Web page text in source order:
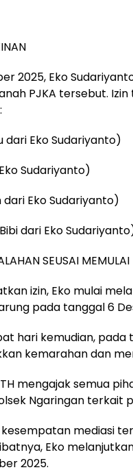
2025, Eko
PJKA tersebut.
dari Eko Sudariyanto)
Sudariyanto)
Eko Sudariyanto)
dari Eko
SEUSAI
izin, Eko mulai
pada tanggal 6
hari kemudian, pada
kemarahan dan
mengajak semua
Ngaringan terkait
mediasi
Eko
2025.